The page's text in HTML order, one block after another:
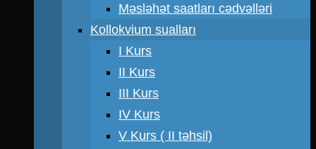
Məsləhət saatları cədvəlləri
Kollokvium sualları
I Kurs
II Kurs
III Kurs
IV Kurs
V Kurs ( II təhsil)